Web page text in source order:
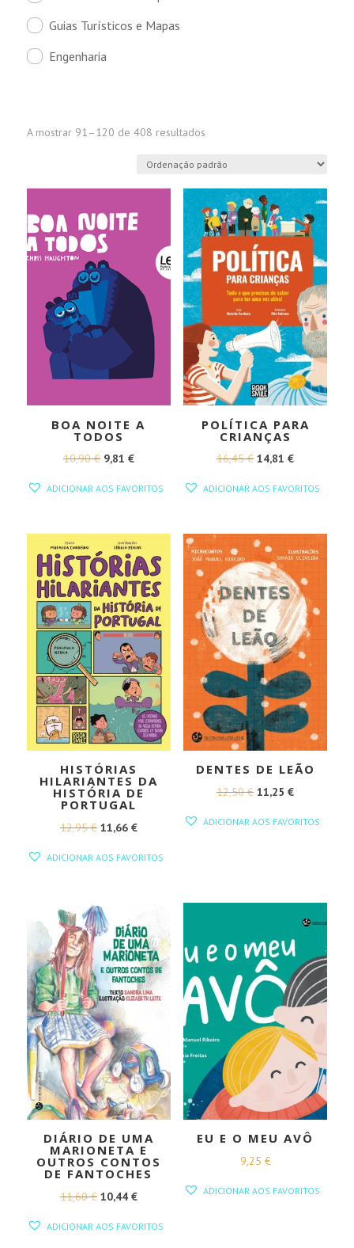
Guias Turísticos e Mapas
Engenharia
A mostrar 91–120 de 408 resultados
BOA NOITE A
TODOS
10,90€ O
10,90 €.
9,81 €O
9,81 €.
ADICIONAR AOS FAVORITOS
POLÍTICA PARA
CRIANÇAS
16,45€ O
16,45 €.
14,81 €O
ADICIONAR AOS FAVORITOS
HISTÓRIAS
HILARIANTES DA
HISTÓRIA DE
PORTUGAL
12,95€ O
12,95 €.
11,66 €O
ADICIONAR AOS FAVORITOS
DENTES DE LEÃO
12,50€ O
11,25 €O
ADICIONAR AOS FAVORITOS
DIÁRIO DE UMA
MARIONETA E
OUTROS CONTOS
DE FANTOCHES
11,60€ O
10,44 €O
ADICIONAR AOS FAVORITOS
EU E O MEU AVÔ
9,25 €
ADICIONAR AOS FAVORITOS